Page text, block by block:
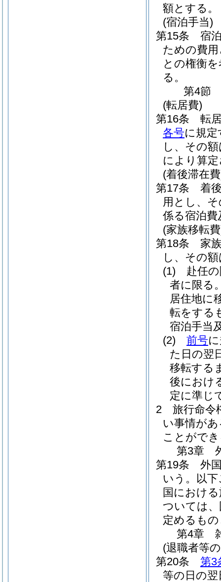
額とする。
(宿泊手当)
第15条
宿
ための費
との権衡
る。
第4節
(転居費)
第16条
転
各号に規
し、その
により算
(着後滞在
第17条
着
用とし、
係る宿泊
(家族移転
第18条
家
し、その
(1)
赴任
者に限る
居住地に
転をする
宿泊手当
(2)
前号
た日の翌
移転する
後におけ
定に準じ
2
旅行命令
い事情が
ことがで
第3章
第19条
外
いう。以
国におけ
ついては
定めるも
第4章
(退職者等
第20条
第3
等の日の